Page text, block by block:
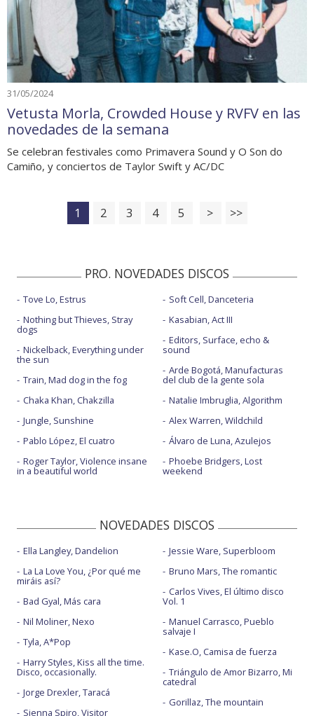
31/05/2024
Vetusta Morla, Crowded House y RVFV en las
novedades de la semana
Se celebran festivales como Primavera Sound y O Son do
Camiño, y conciertos de Taylor Swift y AC/DC
1 2 3 4 5 > >>
PRO. NOVEDADES DISCOS
Tove Lo, Estrus
Nothing but Thieves, Stray
dogs
Nickelback, Everything under
the sun
Train, Mad dog in the fog
Chaka Khan, Chakzilla
Jungle, Sunshine
Pablo López, El cuatro
Roger Taylor, Violence insane
in a beautiful world
Soft Cell, Danceteria
Kasabian, Act III
Editors, Surface, echo &
sound
Arde Bogotá, Manufacturas
del club de la gente sola
Natalie Imbruglia, Algorithm
Alex Warren, Wildchild
Álvaro de Luna, Azulejos
Phoebe Bridgers, Lost
weekend
NOVEDADES DISCOS
Ella Langley, Dandelion
La La Love You, ¿Por qué me
miráis así?
Bad Gyal, Más cara
Nil Moliner, Nexo
Tyla, A*Pop
Harry Styles, Kiss all the time.
Disco, occasionally.
Jorge Drexler, Taracá
Sienna Spiro, Visitor
Jessie Ware, Superbloom
Bruno Mars, The romantic
Carlos Vives, El último disco
Vol. 1
Manuel Carrasco, Pueblo
salvaje I
Kase.O, Camisa de fuerza
Triángulo de Amor Bizarro, Mi
catedral
Gorillaz, The mountain